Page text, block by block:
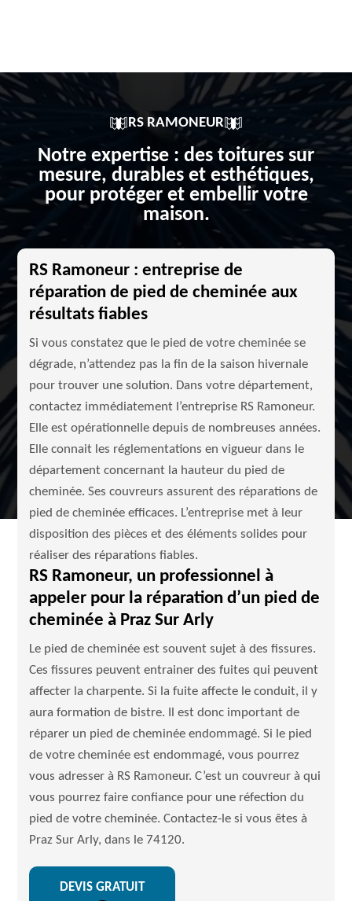
RS RAMONEUR
Notre expertise : des toitures sur
mesure, durables et esthétiques,
pour protéger et embellir votre
maison.
RS Ramoneur : entreprise de
réparation de pied de cheminée aux
résultats fiables
Si vous constatez que le pied de votre cheminée se
dégrade, n’attendez pas la fin de la saison hivernale
pour trouver une solution. Dans votre département,
contactez immédiatement l’entreprise RS Ramoneur.
Elle est opérationnelle depuis de nombreuses années.
Elle connait les réglementations en vigueur dans le
département concernant la hauteur du pied de
cheminée. Ses couvreurs assurent des réparations de
pied de cheminée efficaces. L’entreprise met à leur
disposition des pièces et des éléments solides pour
réaliser des réparations fiables.
RS Ramoneur, un professionnel à
appeler pour la réparation d’un pied de
cheminée à Praz Sur Arly
Le pied de cheminée est souvent sujet à des fissures.
Ces fissures peuvent entrainer des fuites qui peuvent
affecter la charpente. Si la fuite affecte le conduit, il y
aura formation de bistre. Il est donc important de
réparer un pied de cheminée endommagé. Si le pied
de votre cheminée est endommagé, vous pourrez
vous adresser à RS Ramoneur. C’est un couvreur à qui
vous pourrez faire confiance pour une réfection du
pied de votre cheminée. Contactez-le si vous êtes à
Praz Sur Arly, dans le 74120.
DEVIS GRATUIT